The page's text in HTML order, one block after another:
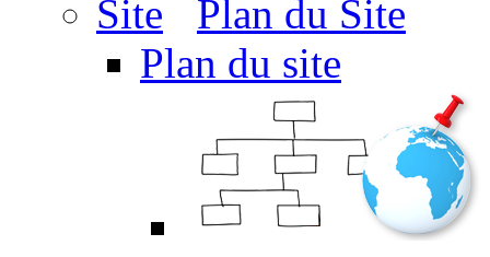
Plan du Site
Plan du site